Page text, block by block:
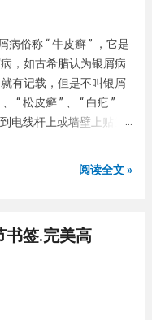
烦恼，她在新闻网站的
的蛋白，就成了细菌良
因。 我们大都有经验，
这在医学上叫“足癣”。
人的皮肤为食物，不断
了脚臭的原因，就可以
俗称 “ 牛皮癣 ” ，它是
，如古希腊认为银屑病
有记载，但是不叫银屑
“ 松皮癣 ” 、 “ 白疕 ”
电线杆上或墙壁上贴的
” 。 这也形像的描述了
牛皮癣 ” 一词来概括该病
菌药物进行治疗常能取
性皮肤病，并非真菌感
病反复发作而且难以根
阅读全文 »
书签.完美高